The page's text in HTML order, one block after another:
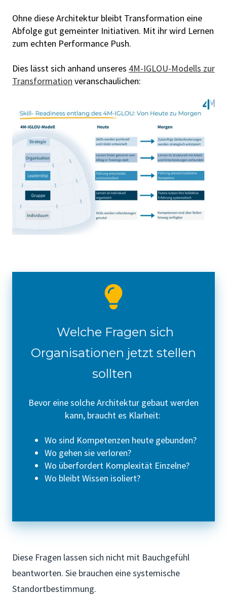
Ohne diese Architektur bleibt Transformation eine
Abfolge gut gemeinter Initiativen. Mit ihr wird Lernen
zum echten Performance Push.
Dies lässt sich anhand unseres 4M-IGLOU-Modells zur
Transformation veranschaulichen:
Welche Fragen sich
Organisationen jetzt stellen
sollten
Bevor eine solche Architektur gebaut werden
kann, braucht es Klarheit:
Wo sind Kompetenzen heute gebunden?
Wo gehen sie verloren?
Wo überfordert Komplexität Einzelne?
Wo bleibt Wissen isoliert?
Diese Fragen lassen sich nicht mit Bauchgefühl
beantworten. Sie brauchen eine systemische
Standortbestimmung.